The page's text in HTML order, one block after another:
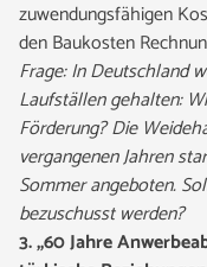
zuwendungsfähigen
den Baukosten
Frage: In Deutschland
Laufställen gehalten:
Förderung? Die
vergangenen Jahren
Sommer angeboten.
bezuschusst werden?
3. „60 Jahre